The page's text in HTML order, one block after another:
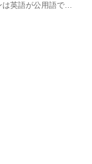
英語が公用語でも